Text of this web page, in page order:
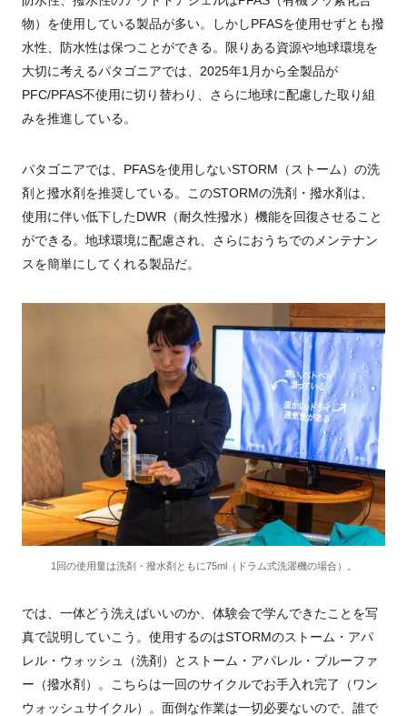
物）を使用している製品が多い。しかしPFASを使用せずとも撥
水性、防水性は保つことができる。限りある資源や地球環境を
大切に考えるパタゴニアでは、2025年1月から全製品が
PFC/PFAS不使用に切り替わり、さらに地球に配慮した取り組
みを推進している。
パタゴニアでは、PFASを使用しないSTORM（ストーム）の洗
剤と撥水剤を推奨している。このSTORMの洗剤・撥水剤は、
使用に伴い低下したDWR （耐久性撥水）機能を回復させること
ができる。地球環境に配慮され、さらにおうちでのメンテナン
スを簡単にしてくれる製品だ。
1回の使用量は洗剤・撥水剤ともに75ml（ドラム式洗濯機の場合）。
では、一体どう洗えばいいのか、体験会で学んできたことを写
真で説明していこう。使用するのはSTORMのストーム・アパ
レル・ウォッシュ（洗剤）とストーム・アパレル・プルーファ
ー（撥水剤）。こちらは一回のサイクルでお手入れ完了（ワン
ウォッシュサイクル）。面倒な作業は一切必要ないので、誰で